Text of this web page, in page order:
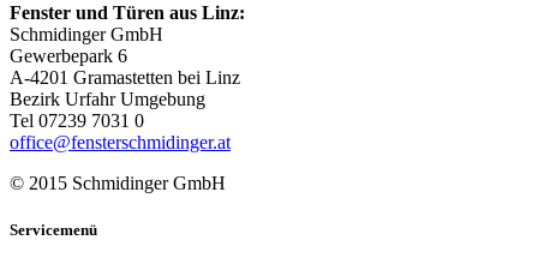
Fenster und Türen aus Linz:
Schmidinger GmbH
Gewerbepark 6
A-4201 Gramastetten bei Linz
Bezirk Urfahr Umgebung
Tel 07239 7031 0
office@fensterschmidinger.at
© 2015 Schmidinger GmbH
Servicemenü